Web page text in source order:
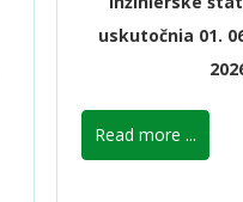
uskutočnia 01.
Read more ...